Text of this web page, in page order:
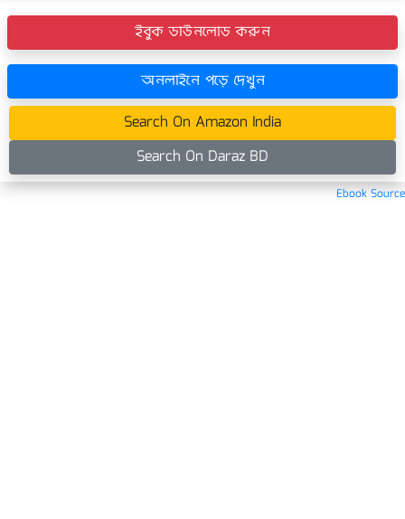
ইবুক ডাউনলোড করুন
অনলাইনে পড়ে দেখুন
Search On Amazon India
Search On Daraz BD
Ebook Source